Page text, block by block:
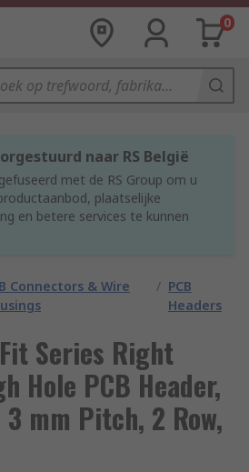
0
naar RS België
met de RS Group om u
plaatselijke
en betere services te kunnen
Connectors & Wire
/ PCB
Headers
Series Right
Hole PCB Header,
mm Pitch, 2 Row,